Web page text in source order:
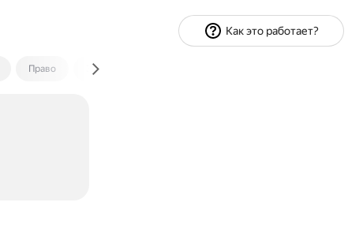
Право Экономика и финансы
Как это работает?